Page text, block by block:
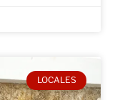
LOCALES